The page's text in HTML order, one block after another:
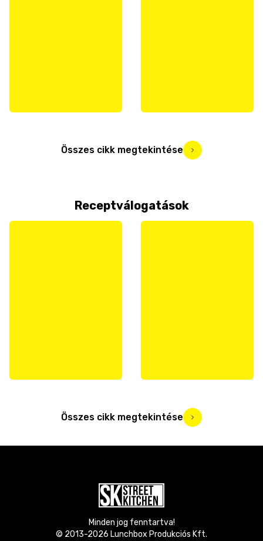
Összes cikk megtekintése
Receptválogatások
Összes cikk megtekintése
Minden jog fenntartva!
© 2013-2026 Lunchbox Produkciós Kft.